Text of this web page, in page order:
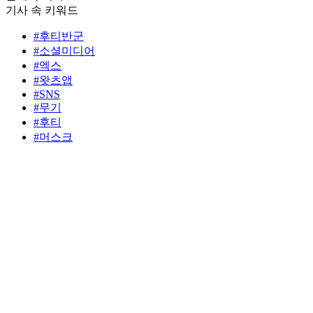
기사 속 키워드
#후티반군
#소셜미디어
#엑스
#왓츠앱
#SNS
#무기
#후티
#머스크